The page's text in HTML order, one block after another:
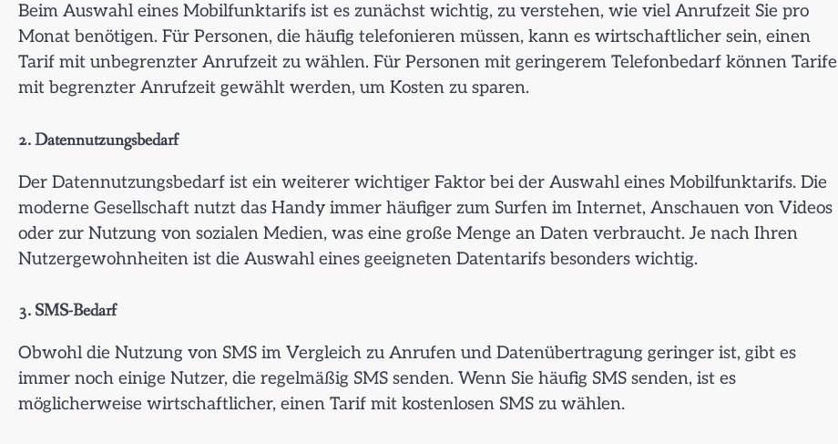
Beim Auswahl eines Mobilfunktarifs ist es zunächst wichtig, zu verstehen, wie viel Anrufzeit Sie pro
Monat benötigen. Für Personen, die häufig telefonieren müssen, kann es wirtschaftlicher sein, einen
Tarif mit unbegrenzter Anrufzeit zu wählen. Für Personen mit geringerem Telefonbedarf können Tarife
mit begrenzter Anrufzeit gewählt werden, um Kosten zu sparen.
2. Datennutzungsbedarf
Der Datennutzungsbedarf ist ein weiterer wichtiger Faktor bei der Auswahl eines Mobilfunktarifs. Die
moderne Gesellschaft nutzt das Handy immer häufiger zum Surfen im Internet, Anschauen von Videos
oder zur Nutzung von sozialen Medien, was eine große Menge an Daten verbraucht. Je nach Ihren
Nutzergewohnheiten ist die Auswahl eines geeigneten Datentarifs besonders wichtig.
3. SMS-Bedarf
Obwohl die Nutzung von SMS im Vergleich zu Anrufen und Datenübertragung geringer ist, gibt es
immer noch einige Nutzer, die regelmäßig SMS senden. Wenn Sie häufig SMS senden, ist es
möglicherweise wirtschaftlicher, einen Tarif mit kostenlosen SMS zu wählen.